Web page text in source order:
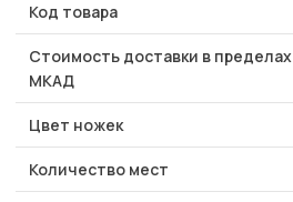
Код товара
Стоимость доставки в пределах
МКАД
Цвет ножек
Количество мест